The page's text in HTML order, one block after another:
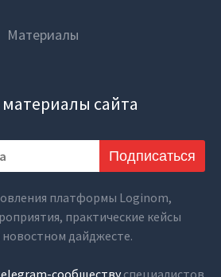
Материалы
сайта
Подписаться
платформы Loginom,
практические кейсы
дайджесте.
сообществу специалистов